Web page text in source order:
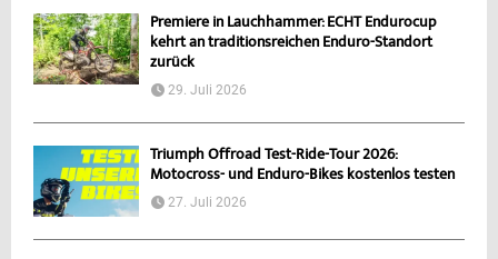
Premiere in Lauchhammer: ECHT Endurocup
kehrt an traditionsreichen Enduro-Standort
zurück
29. Juli 2026
Triumph Offroad Test-Ride-Tour 2026:
Motocross- und Enduro-Bikes kostenlos testen
27. Juli 2026